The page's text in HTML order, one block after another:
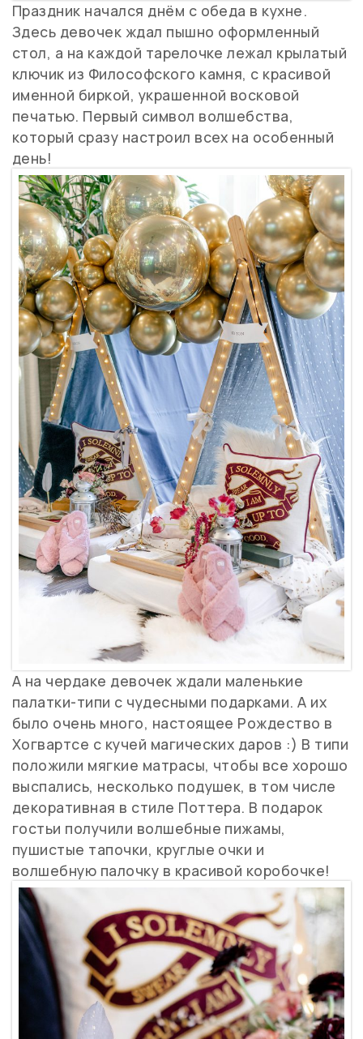
Праздник начался днём с обеда в кухне.
Здесь девочек ждал пышно оформленный
стол, а на каждой тарелочке лежал крылатый
ключик из Философского камня, с красивой
именной биркой, украшенной восковой
печатью. Первый символ волшебства,
который сразу настроил всех на особенный
день!
А на чердаке девочек ждали маленькие
палатки-типи с чудесными подарками. А их
было очень много, настоящее Рождество в
Хогвартсе с кучей магических даров :) В типи
положили мягкие матрасы, чтобы все хорошо
выспались, несколько подушек, в том числе
декоративная в стиле Поттера. В подарок
гостьи получили волшебные пижамы,
пушистые тапочки, круглые очки и
волшебную палочку в красивой коробочке!